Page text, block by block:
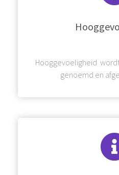
Hooggevoeligheid
genoemd en